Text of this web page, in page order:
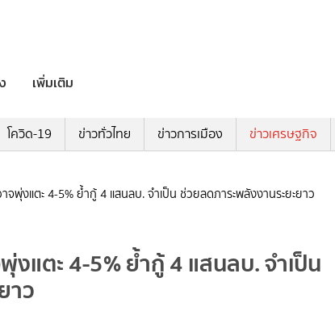
เพิ่มเติม
โควิด-19 ข่าวทั่วไทย ข่าวการเมือง ข่าวเศรษฐกิจ
จพุ่งแตะ 4-5% ย้ำกู้ 4 แสนลบ. จำเป็น ช่วยลดภาระพลังงานระยะยาว
งแตะ 4-5% ย้ำกู้ 4 แสนลบ. จำเป็น
าว